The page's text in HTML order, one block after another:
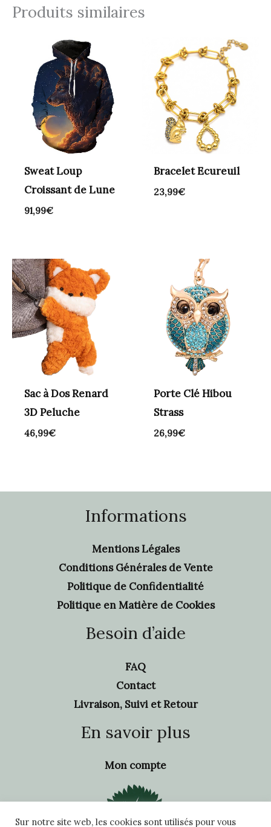
Produits similaires
Sweat Loup
Croissant de Lune
91,99€
Bracelet Ecureuil
23,99€
Sac à Dos Renard
3D Peluche
46,99€
Porte Clé Hibou
Strass
26,99€
Informations
Mentions Légales
Conditions Générales de Vente
Politique de Confidentialité
Politique en Matière de Cookies
Besoin d’aide
FAQ
Contact
Livraison, Suivi et Retour
En savoir plus
Mon compte
Sur notre site web, les cookies sont utilisés pour vous